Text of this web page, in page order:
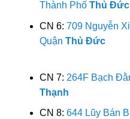
Thành Phố Thủ Đức
CN 6: 709 Nguyễn
Quận Thủ Đức
CN 7: 264F Bạch
Thạnh
CN 8: 644 Lũy Bán